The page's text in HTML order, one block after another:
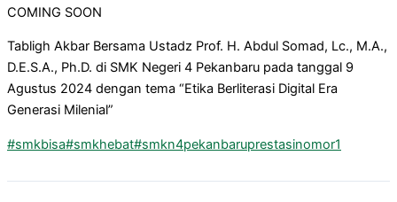
COMING SOON
Tabligh Akbar Bersama Ustadz Prof. H. Abdul Somad, Lc., M.A.,
D.E.S.A., Ph.D. di SMK Negeri 4 Pekanbaru pada tanggal 9
Agustus 2024 dengan tema “Etika Berliterasi Digital Era
Generasi Milenial”
#smkbisa#smkhebat#smkn4pekanbaruprestasinomor1